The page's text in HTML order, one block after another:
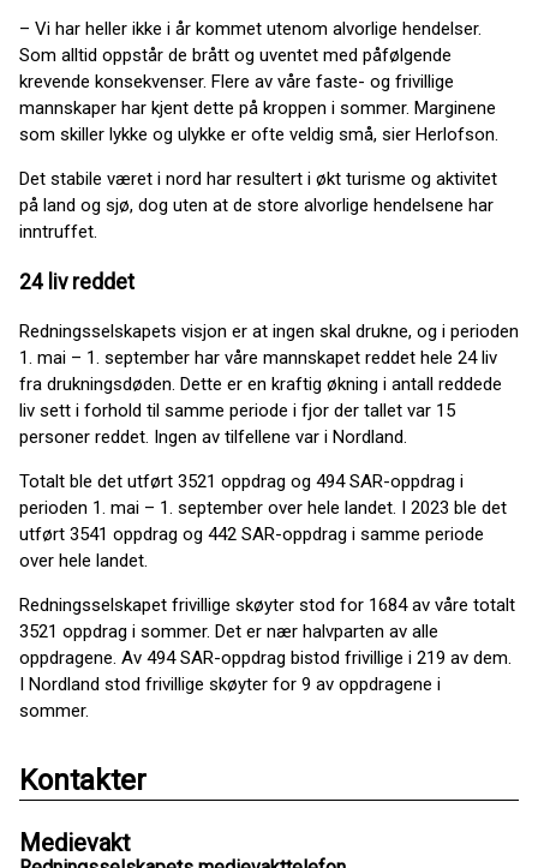
– Vi har heller ikke i år kommet utenom alvorlige hendelser.
Som alltid oppstår de brått og uventet med påfølgende
krevende konsekvenser. Flere av våre faste- og frivillige
mannskaper har kjent dette på kroppen i sommer. Marginene
som skiller lykke og ulykke er ofte veldig små, sier Herlofson.
Det stabile været i nord har resultert i økt turisme og aktivitet
på land og sjø, dog uten at de store alvorlige hendelsene har
inntruffet.
24 liv reddet
Redningsselskapets visjon er at ingen skal drukne, og i perioden
1. mai – 1. september har våre mannskapet reddet hele 24 liv
fra drukningsdøden. Dette er en kraftig økning i antall reddede
liv sett i forhold til samme periode i fjor der tallet var 15
personer reddet. Ingen av tilfellene var i Nordland.
Totalt ble det utført 3521 oppdrag og 494 SAR-oppdrag i
perioden 1. mai – 1. september over hele landet. I 2023 ble det
utført 3541 oppdrag og 442 SAR-oppdrag i samme periode
over hele landet.
Redningsselskapet frivillige skøyter stod for 1684 av våre totalt
3521 oppdrag i sommer. Det er nær halvparten av alle
oppdragene. Av 494 SAR-oppdrag bistod frivillige i 219 av dem.
I Nordland stod frivillige skøyter for 9 av oppdragene i
sommer.
Kontakter
Medievakt